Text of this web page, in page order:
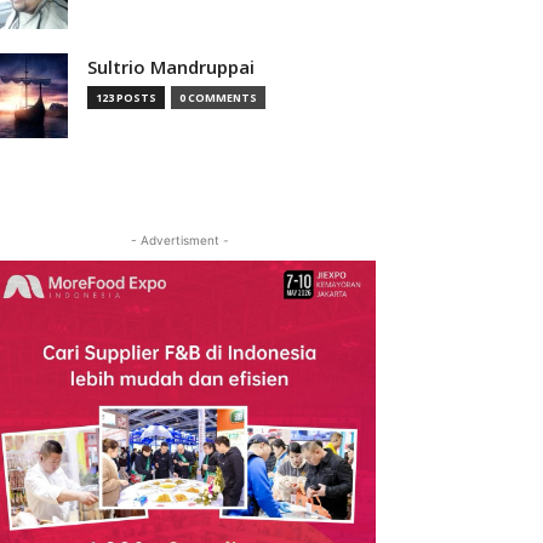
Sultrio Mandruppai
123 POSTS 0 COMMENTS
- Advertisment -